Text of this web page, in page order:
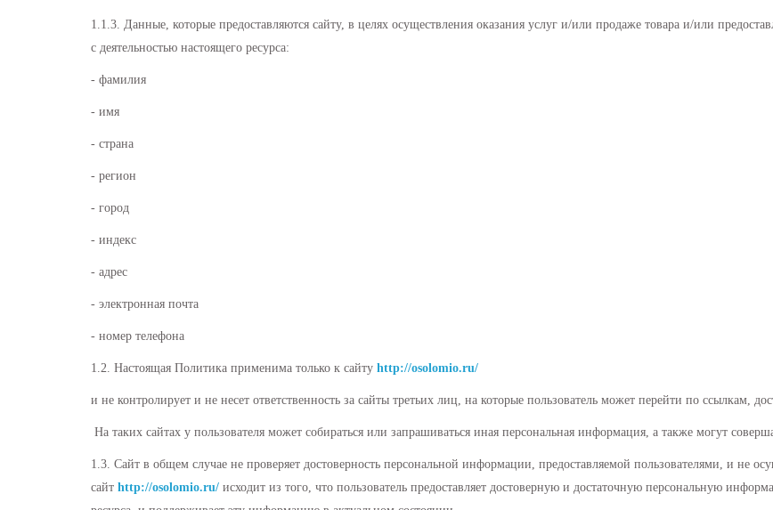
1.1.3. Данные, которые предоставляются сайту, в целях осуществления оказания услуг и/или продаже товара и/или
с деятельностью настоящего ресурса:
- фамилия
- имя
- страна
- регион
- город
- индекс
- адрес
- электронная почта
- номер телефона
1.2. Настоящая Политика применима только к сайту http://osolomio.ru/
и не контролирует и не несет ответственность за сайты третьих лиц, на которые пользователь может перейти по ссылкам,
На таких сайтах у пользователя может собираться или запрашиваться иная персональная информация, а также могут
1.3. Сайт в общем случае не проверяет достоверность персональной информации, предоставляемой пользователями, и не
сайт http://osolomio.ru/ исходит из того, что пользователь предоставляет достоверную и достаточную персональную